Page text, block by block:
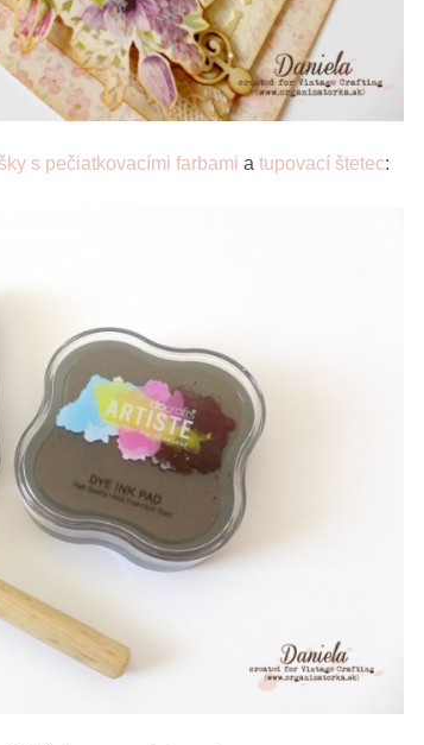
s pečiatkovacími farbami a tupovací štetec: